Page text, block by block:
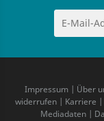
Impressum| Über
widerrufen | Karriere |
Mediadaten|